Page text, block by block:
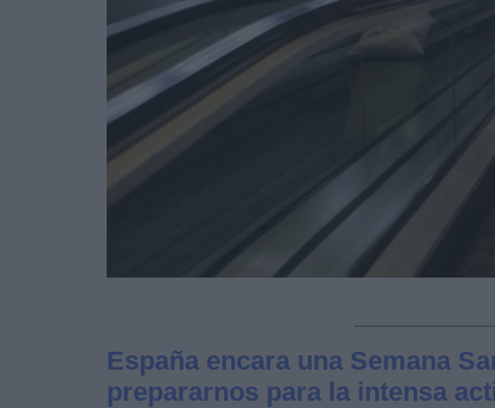
España encara una Semana
prepararnos para la intensa